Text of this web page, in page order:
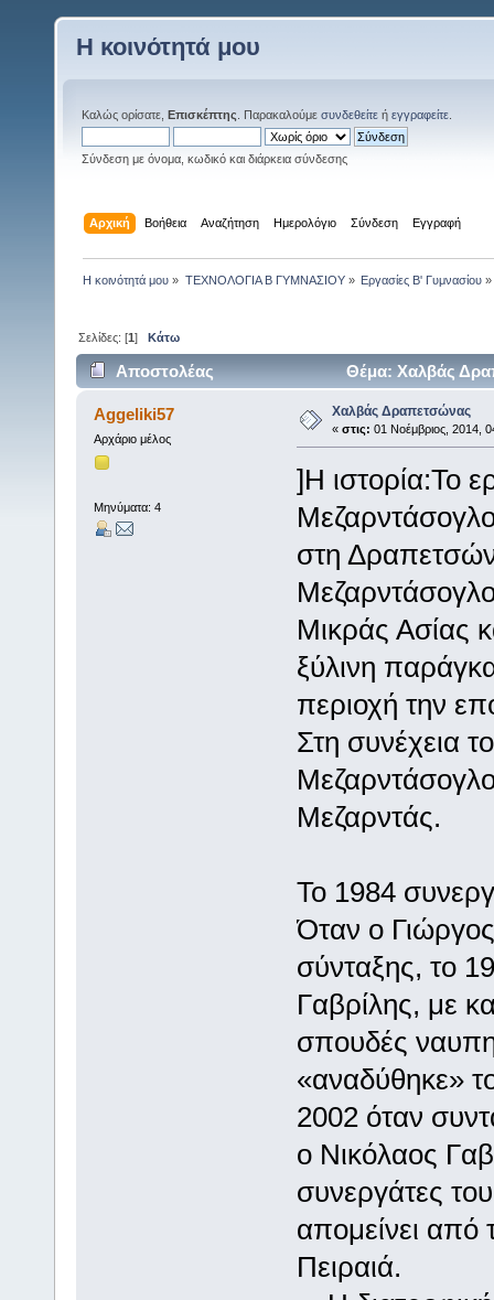
Η κοινότητά μου
Καλώς ορίσατε, Επισκέπτης . Παρακαλούμε συνδεθείτε ή εγγραφείτε
Σύνδεση με όνομα, κωδικό και διάρκεια σύνδεσης
Αρχική Βοήθεια Αναζήτηση Ημερολόγιο Σύνδεση Εγγραφή
Η κοινότητά μου » ΤΕΧΝΟΛΟΓΙΑ Β ΓΥΜΝΑΣΙΟΥ» Eργασίες Β' Γυμνασίου»
Σελίδες: [1]Κάτω
Αποστολέας Θέμα: Χαλβάς
Aggeliki57
Αρχάριο μέλος
Μηνύματα: 4
Χαλβάς Δραπετσώνας
« στις: 01 Νοέμβριος, 2014,
]Η ιστορία:Το
στη
Μικράς Ασίας
ξύλινη
περιοχή την
Στη συνέχεια
Μεζαρντάς.
Το 1984
Όταν ο
σύνταξης, το
Γαβρίλης, με
σπουδές
«αναδύθηκε»
2002 όταν
ο Νικόλαος
συνεργάτες
απομείνει από
Πειραιά.